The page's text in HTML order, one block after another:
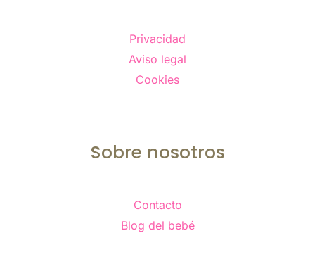
Privacidad
Aviso legal
Cookies
Sobre nosotros
Contacto
Blog del bebé